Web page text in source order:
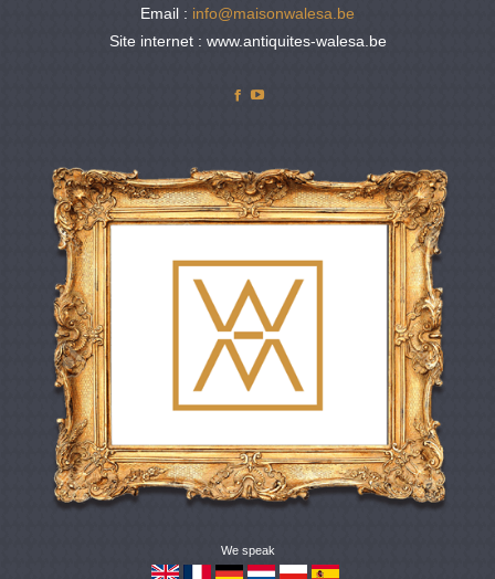
Email : info@maisonwalesa.be
Site internet : www.antiquites-walesa.be
Facebook
We speak